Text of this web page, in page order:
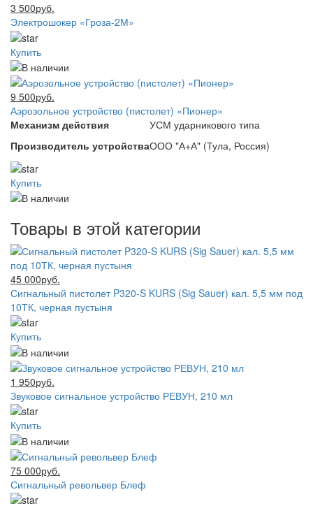
3 500руб.
Электрошокер «Гроза-2М»
Купить
9 500руб.
Аэрозольное устройство (пистолет) «Пионер»
Механизм действия
УСМ ударникового типа
Производитель устройстваООО "А+А" (Тула, Россия)
Купить
Товары в этой категории
45 000руб.
Сигнальный пистолет P320-S KURS (Sig Sauer) кал. 5,5 мм под
10ТК, черная пустыня
Купить
1 950руб.
Звуковое сигнальное устройство РЕВУН, 210 мл
Купить
75 000руб.
Сигнальный револьвер Блеф